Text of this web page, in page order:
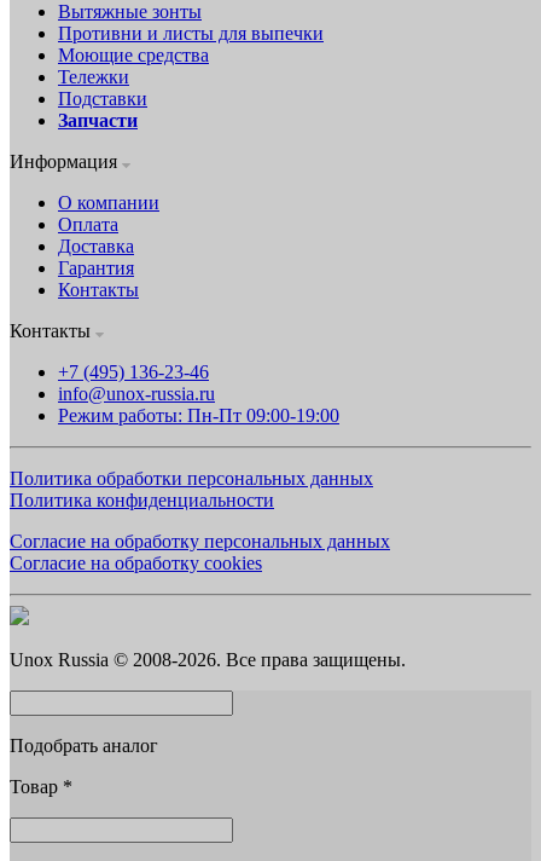
Вытяжные зонты
Противни и листы для выпечки
Моющие средства
Тележки
Подставки
Запчасти
Информация
О компании
Оплата
Доставка
Гарантия
Контакты
Контакты
+7 (495) 136-23-46
info@unox-russia.ru
Режим работы: Пн-Пт 09:00-19:00
Политика обработки персональных данных
Политика конфиденциальности
Согласие на обработку персональных данных
Согласие на обработку cookies
Unox Russia © 2008-2026. Все права защищены.
Подобрать аналог
Товар *